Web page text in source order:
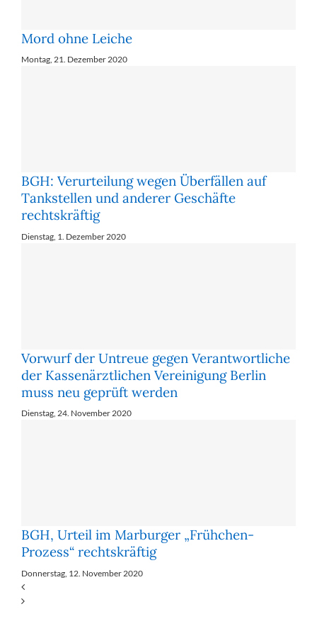
Mord ohne Leiche
Montag, 21. Dezember 2020
BGH: Verurteilung wegen Überfällen auf
Tankstellen und anderer Geschäfte
rechtskräftig
Dienstag, 1. Dezember 2020
Vorwurf der Untreue gegen Verantwortliche
der Kassenärztlichen Vereinigung Berlin
muss neu geprüft werden
Dienstag, 24. November 2020
BGH, Urteil im Marburger „Frühchen-
Prozess“ rechtskräftig
Donnerstag, 12. November 2020